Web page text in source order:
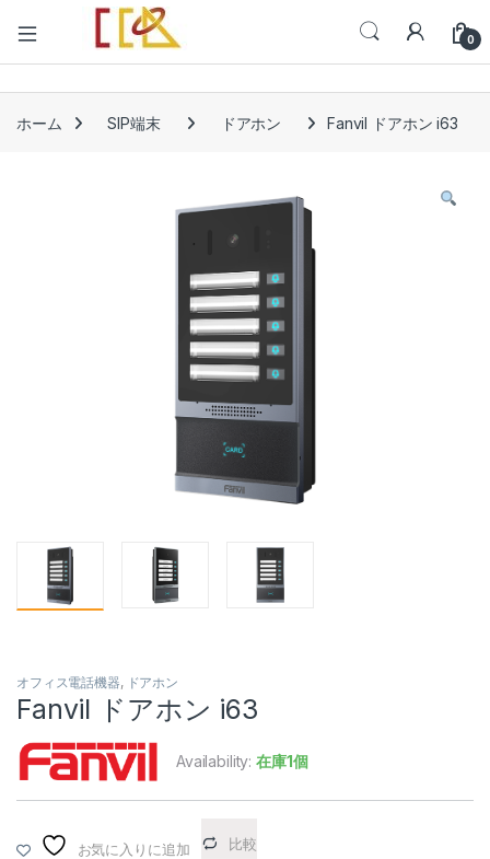
Open 0
ホーム SIP端末 ドアホン Fanvil ドアホン i63
オフィス電話機器, ドアホン
Fanvil ドアホン i63
Availability:在庫1個
お気に入りに追加 比較